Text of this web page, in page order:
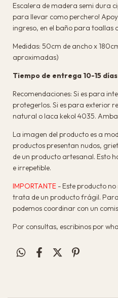
Escalera de madera semi dura
para llevar como perchero!
ingreso, en el baño para toallas
Medidas: 50cm de ancho x
aproximadas)
Tiempo de entrega 10-15
Recomendaciones: Si es para
protegerlos. Si es para exterior
natural o laca kekol 4035.
La imagen del producto es a
productos presentan nudos,
de un producto artesanal. Esto
e irrepetible.
IMPORTANTE - Este producto
trata de un producto frágil.
podemos coordinar con un
Por consultas, escribinos por